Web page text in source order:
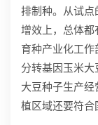
排制种。从试
增效上，总体
育种产业化工
分转基因玉米
大豆种子生产
植区域还要符合